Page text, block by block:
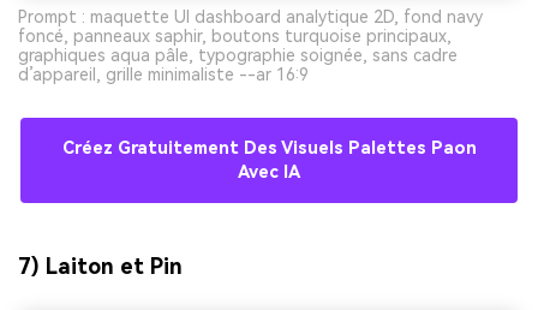
Prompt : maquette UI dashboard analytique 2D, fond navy
foncé, panneaux saphir, boutons turquoise principaux,
graphiques aqua pâle, typographie soignée, sans cadre
d’appareil, grille minimaliste --ar 16:9
Créez Gratuitement Des Visuels Palettes Paon
Avec IA
7) Laiton et Pin